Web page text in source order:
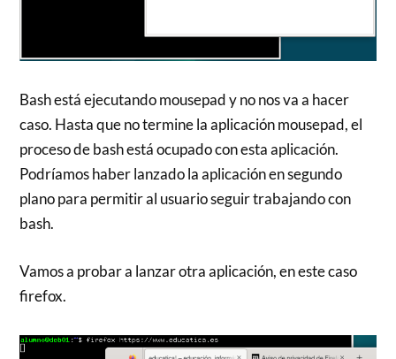
Bash está ejecutando mousepad y no nos va a hacer
caso. Hasta que no termine la aplicación mousepad, el
proceso de bash está ocupado con esta aplicación.
Podríamos haber lanzado la aplicación en segundo
plano para permitir al usuario seguir trabajando con
bash.
Vamos a probar a lanzar otra aplicación, en este caso
firefox.